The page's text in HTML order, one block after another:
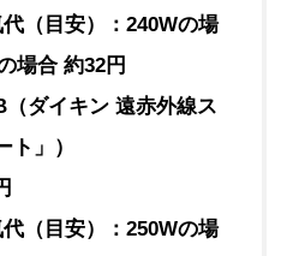
（目安）：240Wの場
場合 約32円
（ダイキン 遠赤外線ス
ト」）
（目安）：250Wの場